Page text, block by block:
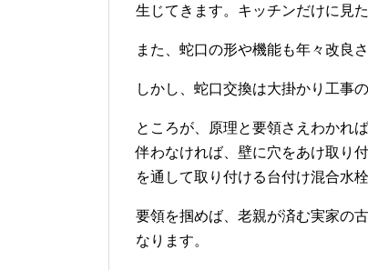
生じてきます。キッチンだけに見
また、蛇口の形や機能も年々改良
しかし、蛇口交換は大掛かり工事
ところが、原理と要領さえわかれ
伴わなければ、壁に穴をあけ取り
を通して取り付ける台付け混合水
要領を掴めば、老親が済む実家の
なります。